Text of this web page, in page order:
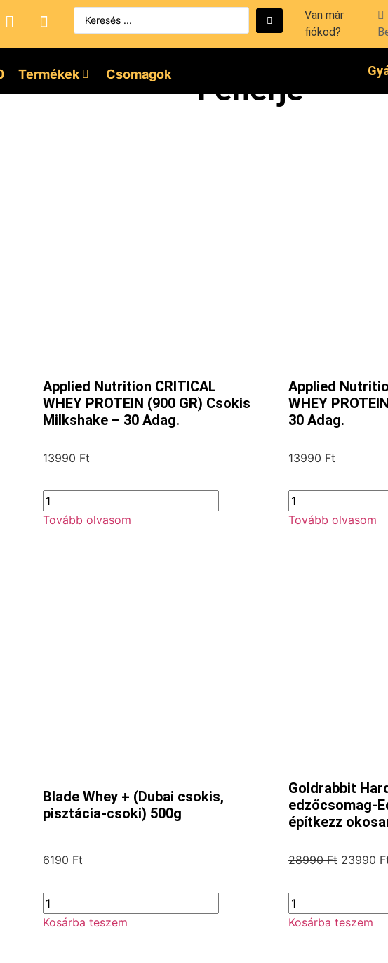
Van már
fiókod?
Termékek Csomagok Fehérje
Applied Nutrition CRITICAL
WHEY PROTEIN (900 GR) Csokis
Milkshake – 30 Adag.
13990 Ft
Tovább olvasom
Applied
WHEY
30 Adag.
13990 Ft
Tovább olvasom
Blade Whey + (Dubai csokis,
pisztácia-csoki) 500g
6190 Ft
Kosárba teszem
Goldrabbit
edzőcsomag-
építkezz
28990Ft 23990
Kosárba teszem